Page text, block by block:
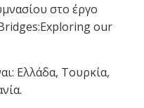
στο έργο
our
Ελλάδα, Τουρκία,